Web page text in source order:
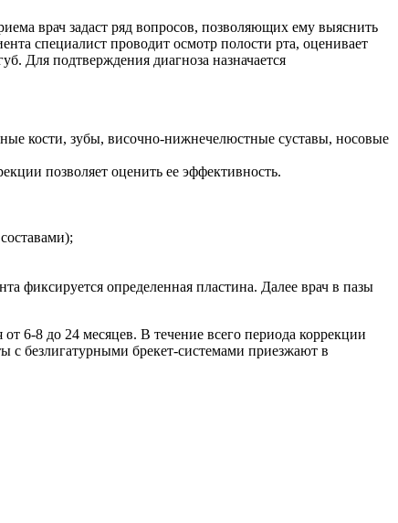
врач задаст ряд вопросов, позволяющих ему выяснить
специалист проводит осмотр полости рта, оценивает
Для подтверждения диагноза назначается
кости, зубы, височно-нижнечелюстные суставы, носовые
позволяет оценить ее эффективность.
фиксируется определенная пластина. Далее врач в пазы
6-8 до 24 месяцев. В течение всего периода коррекции
с безлигатурными брекет-системами приезжают в